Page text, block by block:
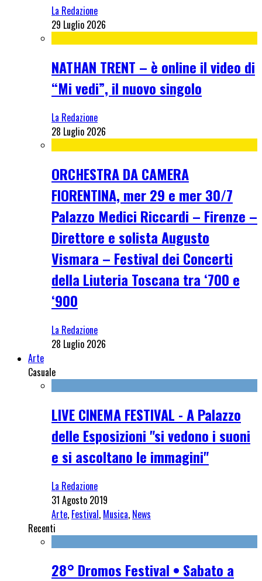
La Redazione
29 Luglio 2026
NATHAN TRENT – è online il video di
“Mi vedi”, il nuovo singolo
La Redazione
28 Luglio 2026
ORCHESTRA DA CAMERA
FIORENTINA, mer 29 e mer 30/7
Palazzo Medici Riccardi – Firenze –
Direttore e solista Augusto
Vismara – Festival dei Concerti
della Liuteria Toscana tra ‘700 e
‘900
La Redazione
28 Luglio 2026
Arte
Casuale
LIVE CINEMA FESTIVAL - A Palazzo
delle Esposizioni "si vedono i suoni
e si ascoltano le immagini"
La Redazione
31 Agosto 2019
Arte, Festival, Musica, News
Recenti
28° Dromos Festival • Sabato a